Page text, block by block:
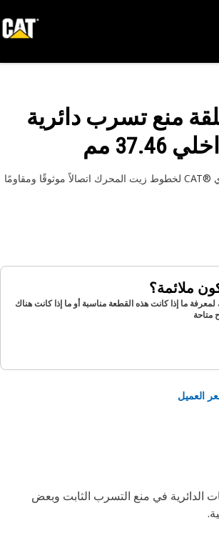
منع تسرب دائرية
مم
يوفر مانع التسرب الدائري ®CAT لخطوط زيت المحرك اتصالاً موثوقًا ومقاومًا
ملائمة؟
ما إذا كانت هذه القطعة مناسبة أو ما إذا كانت هناك
في منع التسرب الثابت وبعض